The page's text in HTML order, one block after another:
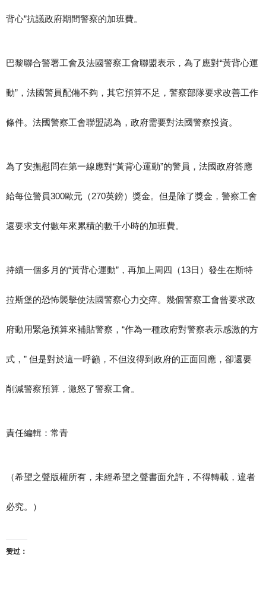
背心”抗議政府期間警察的加班費。
巴黎聯合警署工會及法國警察工會聯盟表示，為了應對“黃背心運
動”，法國警員配備不夠，其它預算不足，警察部隊要求改善工作
條件。法國警察工會聯盟認為，政府需要對法國警察投資。
為了安撫慰問在第一線應對“黃背心運動”的警員，法國政府答應
給每位警員300歐元（270英鎊）獎金。但是除了獎金，警察工會
還要求支付數年來累積的數千小時的加班費。
持續一個多月的“黃背心運動”，再加上周四（13日）發生在斯特
拉斯堡的恐怖襲擊使法國警察心力交瘁。幾個警察工會曾要求政
府動用緊急預算來補貼警察，“作為一種政府對警察表示感激的方
式，” 但是對於這一呼籲，不但沒得到政府的正面回應，卻還要
削減警察預算，激怒了警察工會。
責任編輯： 常青
（希望之聲版權所有，未經希望之聲書面允許，不得轉載，違者
必究。）
赞过：